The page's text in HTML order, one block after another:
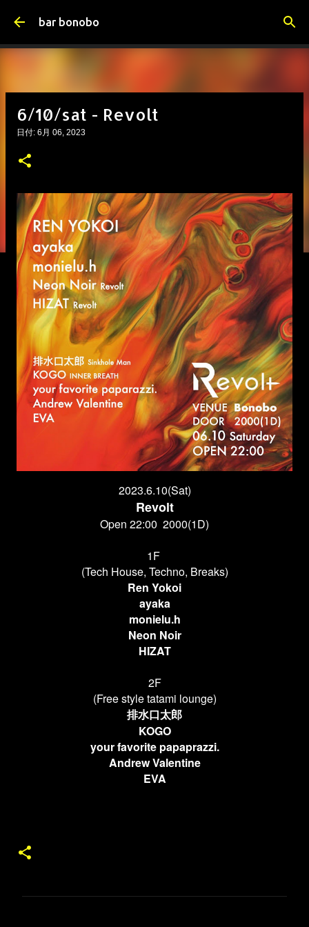
スキップしてメイン コンテンツに移動
bar bonobo
6/10/sat - Revolt
日付: 6月 06, 2023
2023.6.10(Sat)
Revolt
Open 22:00 2000(1D)
1F
(Tech House, Techno, Breaks)
Ren Yokoi
ayaka
monielu.h
Neon Noir
HIZAT
2F
(Free style tatami lounge)
排水口太郎
KOGO
your favorite papaprazzi.
Andrew Valentine
EVA